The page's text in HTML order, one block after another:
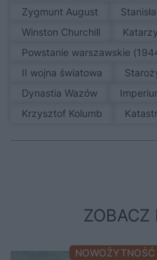
Zygmunt August
Winston Churchill
Powstanie warszawskie
II wojna światowa
Dynastia Wazów
Krzysztof Kolumb
ZOBACZ
NOWOŻYTNOŚĆ